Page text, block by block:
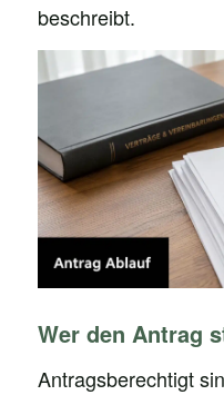
beschreibt.
Wer den Antrag
Antragsberechtigt